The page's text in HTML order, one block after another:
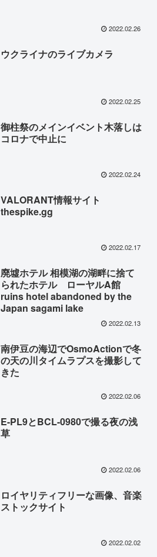
2022.02.26
ウクライナのライブカメラ
2022.02.25
御柱祭のメインイベント木落しは
コロナで中止に
2022.02.24
VALORANT情報サイト
thespike.gg
2022.02.17
廃墟ホテル 相模湖の湖畔に捨て
られたホテル ローヤルA館
ruins hotel abandoned by the
Japan sagami lake
2022.02.13
南伊豆の海辺でOsmoActionで冬
の天の川タイムラプスを撮影して
きた
2022.02.06
E-PL9とBCL-0980で撮る夜の浅
草
2022.02.06
ロイヤリティフリーな画像、音楽
ストックサイト
2022.02.02